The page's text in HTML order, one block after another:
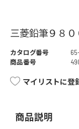
三菱鉛筆９８
カタログ番号
商品番号
マイリストに登
商品説明